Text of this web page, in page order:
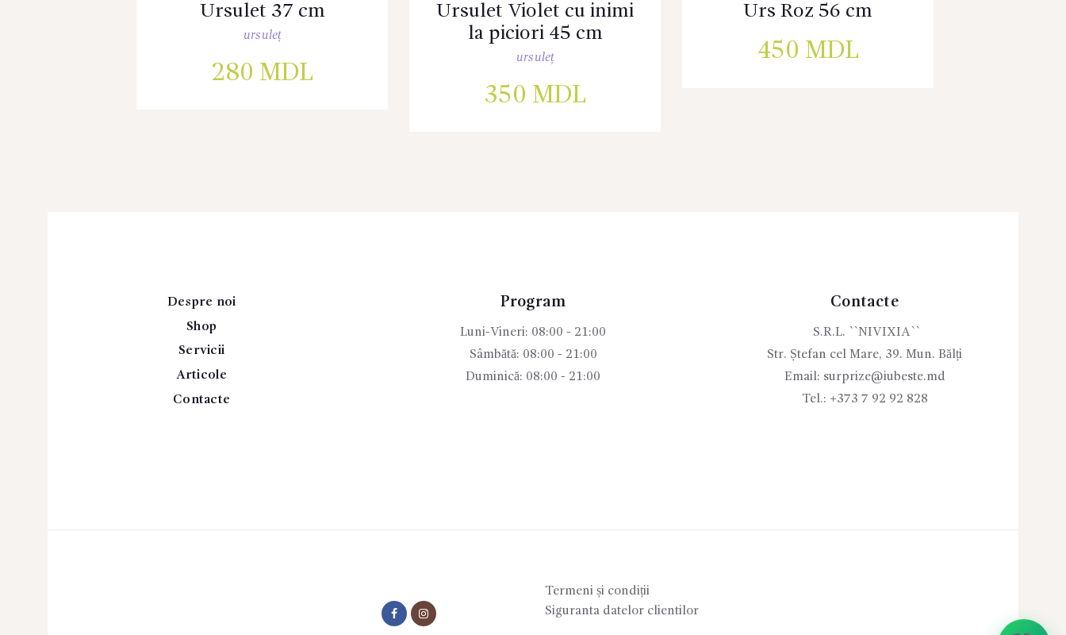
Ursulet 37 cm
ursuleț
280 MDL
Ursulet Violet cu inimi
la piciori 45 cm
ursuleț
350 MDL
Urs Roz 56 cm
450 MDL
Despre noi
Shop
Servicii
Articole
Contacte
Program
Luni-Vineri: 08:00 - 21:00
Sâmbătă: 08:00 - 21:00
Duminică: 08:00 - 21:00
Contacte
S.R.L. ``NIVIXIA``
Str. Ștefan cel Mare, 39. Mun. Bălți
Email: surprize@iubeste.md
Tel.: +373 7 92 92 828
Termeni și condiții
Siguranta datelor clientilor